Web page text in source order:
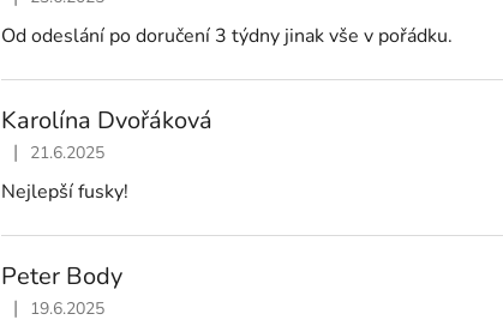
Od odeslání po doručení 3 týdny jinak vše v pořádku.
Karolína Dvořáková
Hodnocení obchodu je 5 z 5 hvězdiček.
| 21.6.2025
Nejlepší fusky!
Peter Body
Hodnocení obchodu je 5 z 5 hvězdiček.
| 19.6.2025